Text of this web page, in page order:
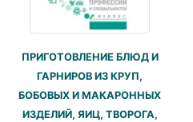
ПРИГОТОВЛЕНИЕ БЛЮД И
ГАРНИРОВ ИЗ КРУП,
БОБОВЫХ И МАКАРОННЫХ
ИЗДЕЛИЙ, ЯИЦ, ТВОРОГА,